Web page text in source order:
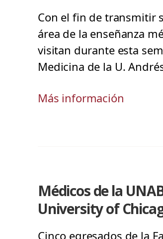
Con el fin de transmitir
área de la enseñanza
visitan durante esta
Medicina de la U.
Más información
Médicos de la
University of
Cinco egresados de la